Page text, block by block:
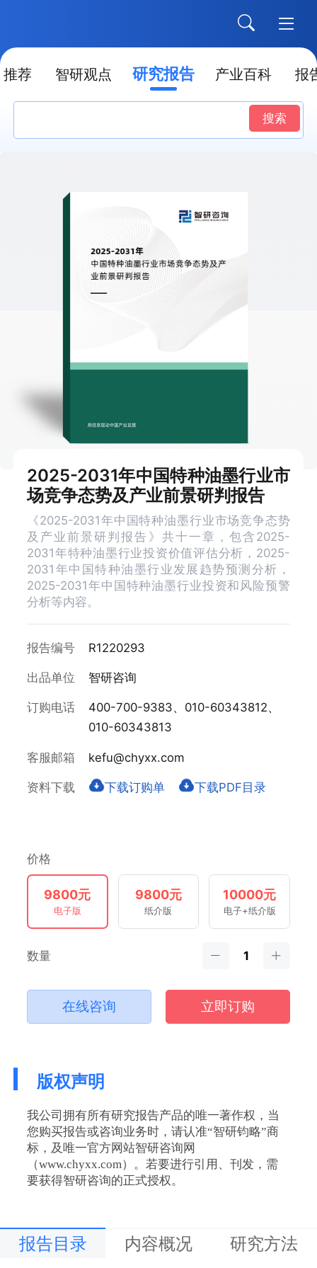
推荐 智研观点 研究报告 产业百科 报
搜索
2025-2031年中国特种油墨行业市
场竞争态势及产业前景研判报告
《2025-2031年中国特种油墨行业市场竞争态势
及产业前景研判报告》共十一章，包含2025-
2031年特种油墨行业投资价值评估分析，2025-
2031年中国特种油墨行业发展趋势预测分析，
2025-2031年中国特种油墨行业投资和风险预警
分析等内容。
报告编号 R1220293
出品单位 智研咨询
订购电话
400-700-9383、010-60343812、
010-60343813
客服邮箱 kefu@chyxx.com
资料下载 下载订购单 下载PDF目录
价格
9800元
电子版
9800元
纸介版
10000元
电子+纸介版
数量
在线咨询 立即订购
版权声明
我公司拥有所有研究报告产品的唯一著作权，当
您购买报告或咨询业务时，请认准“智研钧略”商
标，及唯一官方网站智研咨询网
（www.chyxx.com）。若要进行引用、刊发，需
要获得智研咨询的正式授权。
报告目录 内容概况 研究方法